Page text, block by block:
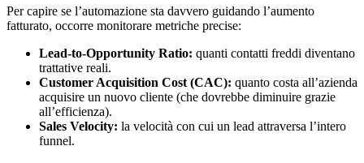
Per capire se l’automazione sta davvero guidando l’aumento
fatturato, occorre monitorare metriche precise:
Lead-to-Opportunity Ratio: quanti contatti freddi diventano
trattative reali.
Customer Acquisition Cost (CAC): quanto costa all’azienda
acquisire un nuovo cliente (che dovrebbe diminuire grazie
all’efficienza).
Sales Velocity: la velocità con cui un lead attraversa l’intero
funnel.